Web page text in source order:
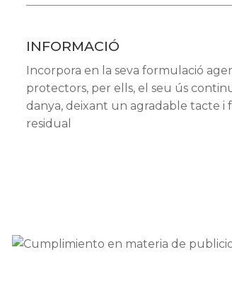
INFORMACIÓ
Incorpora en la seva formulació
protectors, per ells, el seu ús
danya, deixant un agradable tacte i
residual